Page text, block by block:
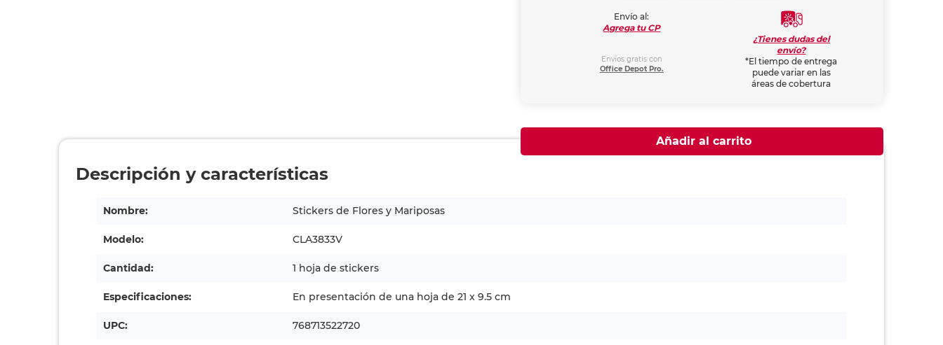
Envío al:
Agrega tu CP
Envíos gratis con
Office Depot Pro.
¿Tienes dudas del
envío?
*El tiempo de entrega
puede variar en las
áreas de cobertura
Añadir al carrito
Descripción y características
Nombre: Stickers de Flores y Mariposas
Modelo: CLA3833V
Cantidad: 1 hoja de stickers
Especificaciones: En presentación de una hoja de 21 x 9.5 cm
UPC: 768713522720